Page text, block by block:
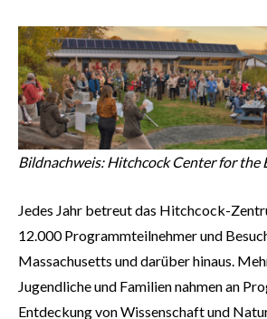
Bildnachweis: Hitchcock Center for the
Jedes Jahr betreut das Hitchcock-
12.000 Programmteilnehmer und
Massachusetts und darüber hinaus.
Jugendliche und Familien nahmen an
Entdeckung von Wissenschaft und